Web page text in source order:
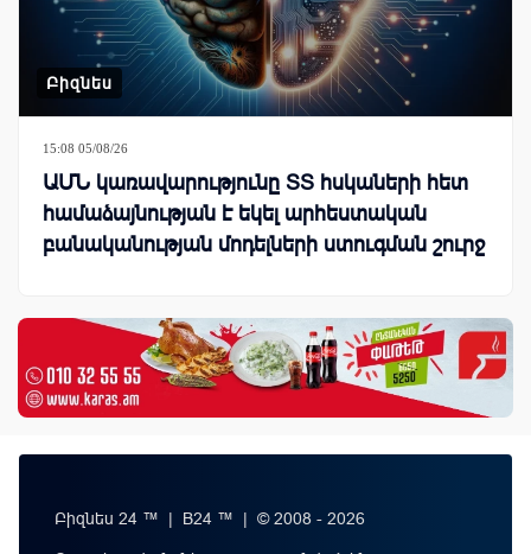
Բիզնես
15:08 05/08/26
ԱՄՆ կառավարությունը ՏՏ հսկաների հետ
համաձայնության է եկել արհեստական
բանականության մոդելների ստուգման շուրջ
Բիզնես 24 ™ | B24 ™ | © 2008 - 2026